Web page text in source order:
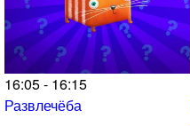
16:05 - 16:15
Развлечёба